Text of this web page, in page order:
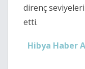
direnç
etti.
Hibya Haber